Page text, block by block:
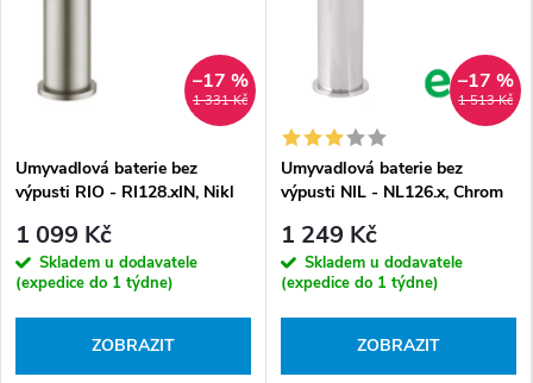
1 331 Kč
–17 %
Umyvadlová baterie bez
výpusti RIO - RI128.xIN, Nikl
1 099 Kč
Skladem u dodavatele
(expedice do 1 týdne)
ZOBRAZIT
1 513 Kč
–17 %
Umyvadlová baterie bez
výpusti NIL - NL126.x, Chrom
1 249 Kč
Skladem u dodavatele
(expedice do 1 týdne)
ZOBRAZIT